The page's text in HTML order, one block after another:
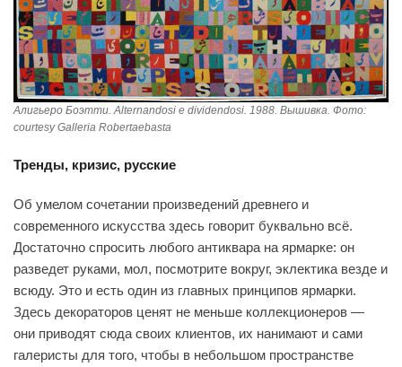
Алигьеро Боэтти. Alternandosi e dividendosi. 1988. Вышивка. Фото:
courtesy Galleria Robertaebasta
Тренды, кризис, русские
Об умелом сочетании произведений древнего и
современного искусства здесь говорит буквально всё.
Достаточно спросить любого антиквара на ярмарке: он
разведет руками, мол, посмотрите вокруг, эклектика везде и
всюду. Это и есть один из главных принципов ярмарки.
Здесь декораторов ценят не меньше коллекционеров —
они приводят сюда своих клиентов, их нанимают и сами
галеристы для того, чтобы в небольшом пространстве